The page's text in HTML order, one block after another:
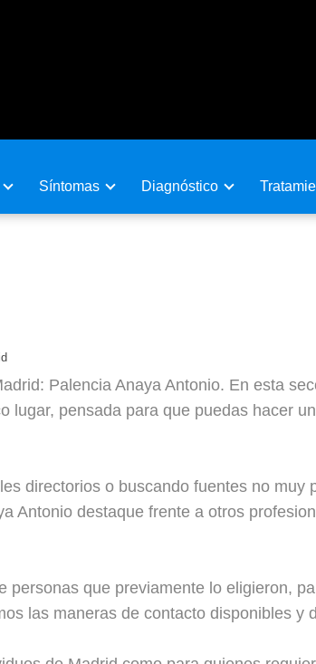
Sí­ntomas Diagnóstico
Palencia Anaya Antonio. En esta
lugar, pensada para que puedas hacer
directorios o buscando fuentes no muy
Antonio destaque frente a otros
personas que previamente lo eligieron,
las maneras de contacto disponibles y